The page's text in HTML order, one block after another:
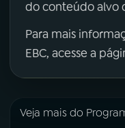
do conteúdo alvo
Para mais
EBC, acesse a
Veja mais do